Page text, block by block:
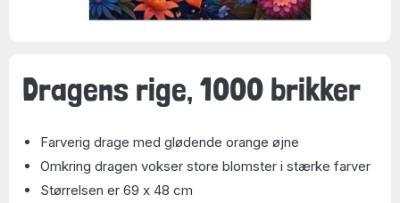
Dragens rige, 1000 brikker
Farverig drage med glødende orange øjne
Omkring dragen vokser store blomster i stærke farver
Størrelsen er 69 x 48 cm